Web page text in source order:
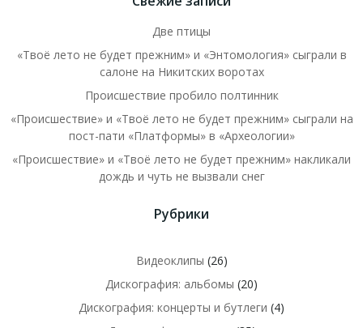
Две птицы
«Твоё лето не будет прежним» и «Энтомология» сыграли в
салоне на Никитских воротах
Происшествие пробило полтинник
«Происшествие» и «Твоё лето не будет прежним» сыграли на
пост-пати «Платформы» в «Археологии»
«Происшествие» и «Твоё лето не будет прежним» накликали
дождь и чуть не вызвали снег
Рубрики
Видеоклипы (26)
Дискография: альбомы (20)
Дискография: концерты и бутлеги (4)